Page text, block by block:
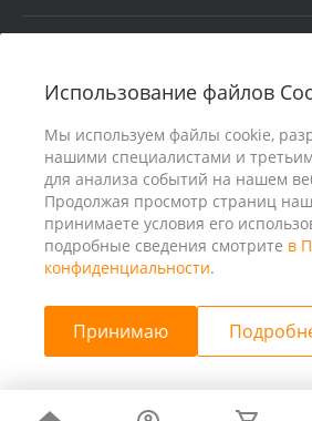
Использование файлов
Мы используем файлы cookie,
нашими специалистами и
для анализа событий на нашем
Продолжая просмотр страниц
принимаете условия его
подробные сведения смотрите в
конфиденциальности.
Принимаю
© 2026 ООО «25 Киловатт» ИНН